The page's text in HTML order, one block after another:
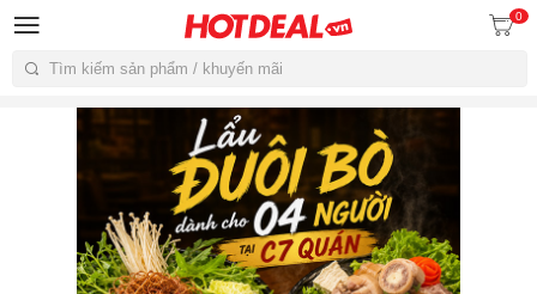
Tìm kiếm
0